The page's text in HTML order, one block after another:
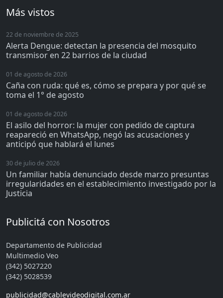
Más vistos
22 de noviembre de 2025
Alerta Dengue: detectan la presencia del mosquito
transmisor en 22 barrios de la ciudad
01 de agosto de 2026
Caña con ruda: qué es, cómo se prepara y por qué se
toma el 1° de agosto
01 de agosto de 2026
El asilo del horror: la mujer con pedido de captura
reapareció en WhatsApp, negó las acusaciones y
anticipó que hablará el lunes
30 de julio de 2026
Un familiar había denunciado desde marzo presuntas
irregularidades en el establecimiento investigado por la
Justicia
Publicitá con Nosotros
Departamento de Publicidad
Multimedio Veo
(342) 5027220
(342) 5028539
publicidad@cablevideodigital.com.ar